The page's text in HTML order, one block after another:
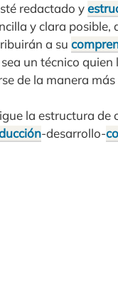
redactado y
y clara posible,
a su
un técnico quien
de la manera
la estructura de
-desarrollo-